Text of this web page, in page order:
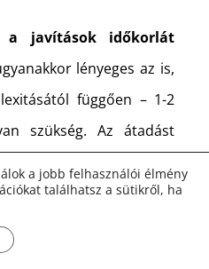
a javítások időkorlát
lényeges az is,
függően – 1-2
szükség. Az átadást
hogy lehetetlenség
stratégiát és robotot.
héten belül kapásból
a jobb felhasználói élmény
találhatsz a sütikről, ha